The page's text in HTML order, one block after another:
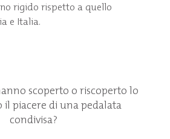
rigido rispetto a quello
e Italia.
scoperto o riscoperto lo
il piacere di una pedalata
condivisa?